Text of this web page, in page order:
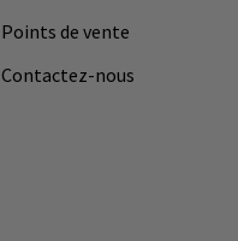
Points de vente
Contactez-nous